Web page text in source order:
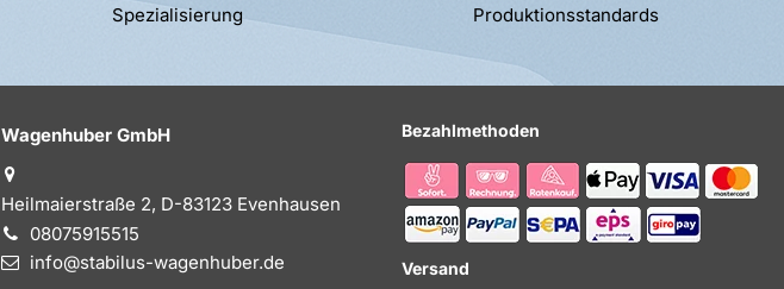
Spezialisierung
Produktionsstandards
Wagenhuber GmbH
Heilmaierstraße 2, D-83123 Evenhausen
08075915515
info@stabilus-wagenhuber.de
Bezahlmethoden
Versand